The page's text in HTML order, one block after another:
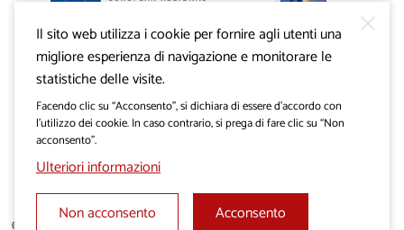
Progetto VisitKras. L’investimento è cofinanziato dalla
Repubblica di Slovenia e dal Fondo europeo di sviluppo
regionale dell’Unione Europea.
Il sito web utilizza i cookie per fornire agli utenti una
migliore esperienza di navigazione e monitorare le
statistiche delle visite.
Facendo clic su “Acconsento”, si dichiara di essere d’accordo con
l’utilizzo dei cookie. In caso contrario, si prega di fare clic su “Non
acconsento”.
Ulteriori informazioni
Non acconsento
Acconsento